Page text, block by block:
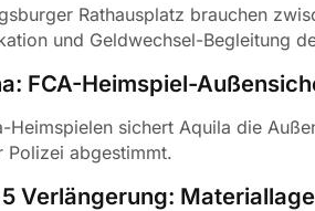
Rathausplatz brauchen
und Geldwechsel-Begleitung
FCA-Heimspiel-
Heimspielen sichert Aquila die
Polizei abgestimmt.
Verlängerung: